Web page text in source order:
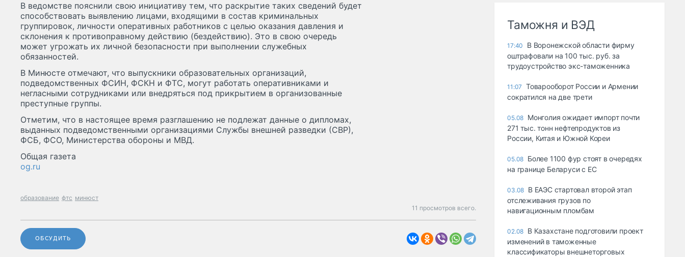
В ведомстве пояснили свою инициативу тем, что раскрытие таких сведений будет
способствовать выявлению лицами, входящими в состав криминальных
группировок, личности оперативных работников с целью оказания давления и
склонения к противоправному действию (бездействию). Это в свою очередь
может угрожать их личной безопасности при выполнении служебных
обязанностей.
В Минюсте отмечают, что выпускники образовательных организаций,
подведомственных ФСИН, ФСКН и ФТС, могут работать оперативниками и
негласными сотрудниками или внедряться под прикрытием в организованные
преступные группы.
Отметим, что в настоящее время разглашению не подлежат данные о дипломах,
выданных подведомственными организациями Службы внешней разведки (СВР),
ФСБ, ФСО, Министерства обороны и МВД.
Общая газета
og.ru
образование фтс минюст
11 просмотров всего.
ОБСУДИТЬ
Таможня и ВЭД
17:40
В Воронежской области фирму
оштрафовали на 100 тыс. руб. за
трудоустройство экс-таможенника
11:07
Товарооборот России и Армении
сократился на две трети
05.08 Монголия ожидает импорт почти
271 тыс. тонн нефтепродуктов из
России, Китая и Южной Кореи
05.08 Более 1100 фур стоят в очередях
на границе Беларуси с ЕС
03.08 В ЕАЭС стартовал второй этап
отслеживания грузов по
навигационным пломбам
02.08 В Казахстане подготовили проект
изменений в таможенные
классификаторы внешнеторговых